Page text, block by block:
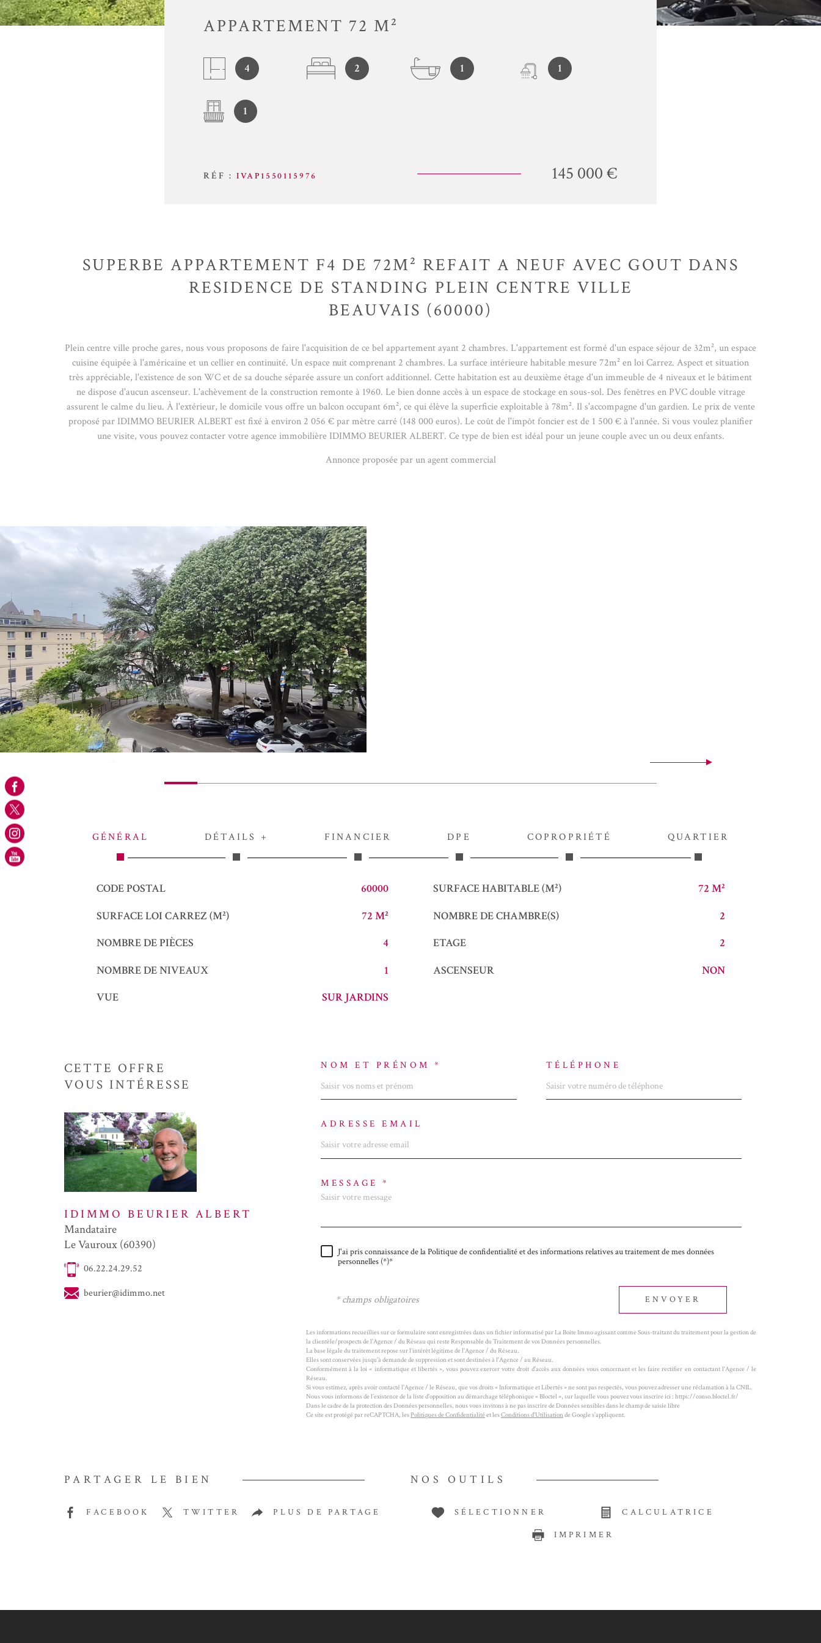
RÉF : IVAP1550115976
APPARTEMENT 72 M²
4 2 1 1
1
145 000 €
SUPERBE APPARTEMENT F4 DE 72M² REFAIT A NEUF AVEC GOUT DANS
RESIDENCE DE STANDING PLEIN CENTRE VILLE
BEAUVAIS (60000)
Plein centre ville proche gares, nous vous proposons de faire l'acquisition de ce bel appartement ayant 2 chambres. L'appartement est formé d'un espace séjour de 32m², un espace
cuisine équipée à l'américaine et un cellier en continuité. Un espace nuit comprenant 2 chambres. La surface intérieure habitable mesure 72m² en loi Carrez. Aspect et situation
très appréciable, l'existence de son WC et de sa douche séparée assure un confort additionnel. Cette habitation est au deuxième étage d'un immeuble de 4 niveaux et le bâtiment
ne dispose d'aucun ascenseur. L'achèvement de la construction remonte à 1960. Le bien donne accès à un espace de stockage en sous-sol. Des fenêtres en PVC double vitrage
assurent le calme du lieu. À l'extérieur, le domicile vous offre un balcon occupant 6m², ce qui élève la superficie exploitable à 78m². Il s'accompagne d'un gardien. Le prix de vente
proposé par IDIMMO BEURIER ALBERT est fixé à environ 2 056 € par mètre carré (148 000 euros). Le coût de l'impôt foncier est de 1 500 € à l'année. Si vous voulez planifier
une visite, vous pouvez contacter votre agence immobilière IDIMMO BEURIER ALBERT. Ce type de bien est idéal pour un jeune couple avec un ou deux enfants.
Annonce proposée par un agent commercial
GÉNÉRAL DÉTAILS + FINANCIER DPE COPROPRIÉTÉ QUARTIER
Caractérisque Valeurs
CODE POSTAL 60000 SURFACE HABITABLE (M²)
72 M²
SURFACE LOI CARREZ (M²)
72 M² NOMBRE DE CHAMBRE(S)
2
NOMBRE DE PIÈCES
4 ETAGE
2
NOMBRE DE NIVEAUX
1 ASCENSEUR
NON
VUE
SUR JARDINS
CETTE OFFRE
VOUS INTÉRESSE
IDIMMO BEURIER ALBERT
Mandataire
Le Vauroux (60390)
06.22.24.29.52
beurier@idimmo.net
NOM ET PRÉNOM * TÉLÉPHONE
ADRESSE EMAIL
MESSAGE *
J'ai pris connaissance de la Politique de confidentialité et des informations relatives au traitement de mes données
personnelles (*)*
* champs obligatoires ENVOYER
Les informations recueillies sur ce formulaire sont enregistrées dans un fichier informatisé par La Boite Immo agissant comme Sous-traitant du traitement pour la gestion de
la clientèle/prospects de l'Agence / du Réseau qui reste Responsable du Traitement de vos Données personnelles.
La base légale du traitement repose sur l’intérêt légitime de l'Agence / du Réseau.
Elles sont conservées jusqu'à demande de suppression et sont destinées à l'Agence / au Réseau.
Conformément à la loi « informatique et libertés », vous pouvez exercer votre droit d'accès aux données vous concernant et les faire rectifier en contactant l'Agence / le
Réseau.
Si vous estimez, après avoir contacté l'Agence / le Réseau, que vos droits « Informatique et Libertés » ne sont pas respectés, vous pouvez adresser une réclamation à la CNIL.
Nous vous informons de l’existence de la liste d'opposition au démarchage téléphonique « Bloctel », sur laquelle vous pouvez vous inscrire ici : https://conso.bloctel.fr/
Dans le cadre de la protection des Données personnelles, nous vous invitons à ne pas inscrire de Données sensibles dans le champ de saisie libre
Ce site est protégé par reCAPTCHA, les Politiques de Confidentialité et lesConditions d'Utilisation de Google s'appliquent.
PARTAGER LE BIEN
FACEBOOK TWITTER PLUS DE PARTAGE
NOS OUTILS
SÉLECTIONNER CALCULATRICE
IMPRIMER